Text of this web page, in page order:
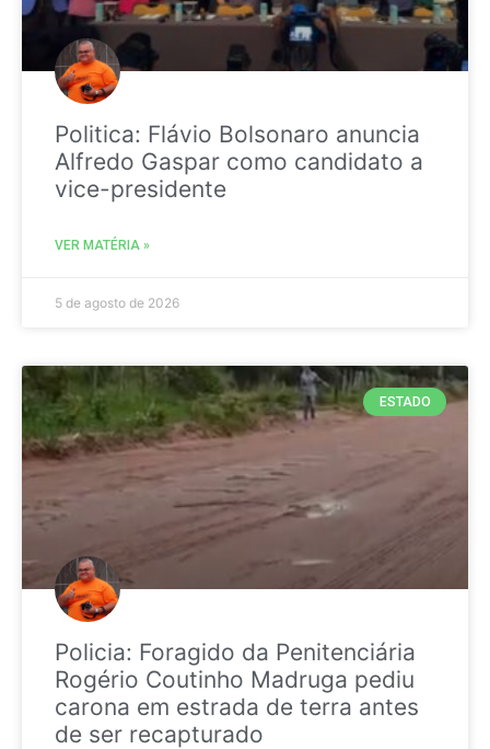
Politica: Flávio Bolsonaro anuncia
Alfredo Gaspar como candidato a
vice-presidente
VER MATÉRIA »
5 de agosto de 2026
ESTADO
Policia: Foragido da Penitenciária
Rogério Coutinho Madruga pediu
carona em estrada de terra antes
de ser recapturado